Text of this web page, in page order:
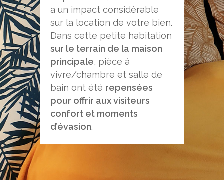
a un impact considérable
sur la location de votre bien.
Dans cette petite habitation
sur le terrain de la maison
principale, pièce à
vivre/chambre et salle de
bain ont été repensées
pour offrir aux visiteurs
confort et moments
d’évasion.